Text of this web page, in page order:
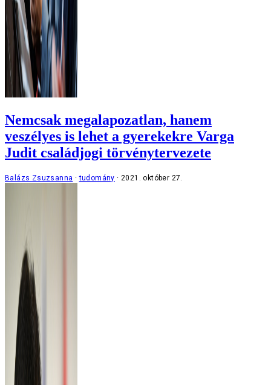
Nemcsak megalapozatlan, hanem
veszélyes is lehet a gyerekekre Varga
Judit családjogi törvénytervezete
Balázs Zsuzsanna tudomány 2021. október 27.